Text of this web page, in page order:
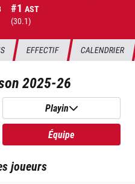
#1 AST
(30.1)
EFFECTIF CALENDRIER
2025-26
Playin
Équipe
joueurs